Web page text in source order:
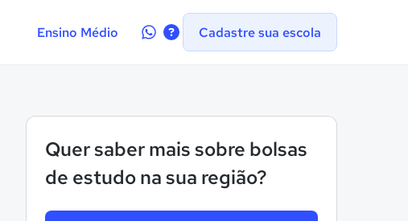
Ensino Médio
Contate-Cadastre sua escola
Quer saber mais sobre bolsas
de estudo na sua região?